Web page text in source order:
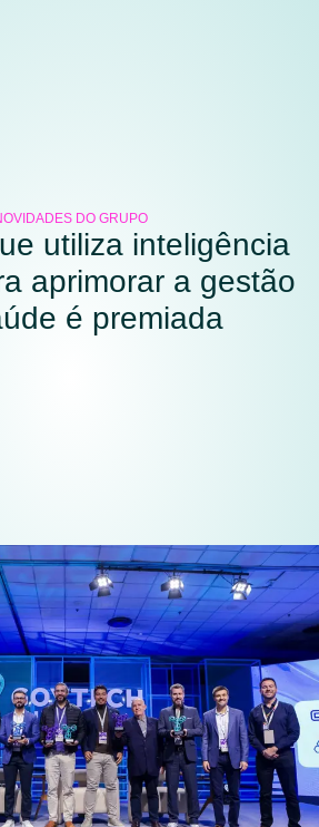
DO GRUPO
utiliza inteligência
aprimorar a gestão
é premiada